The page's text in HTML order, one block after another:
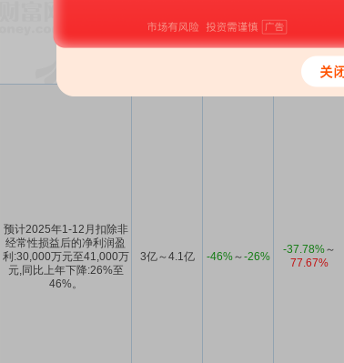
预计2025年1-12月扣除非
经常性损益后的净利润盈
利:30,000万元至41,000万
元,同比上年下降:26%至
46%。
3亿～4.1亿 -46%～-26%
-37.78%～
77.67%